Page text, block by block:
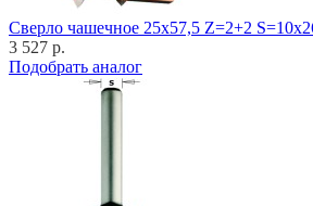
Cверло чашечное 25x57,5 Z=2+2
3 527 р.
Подобрать аналог